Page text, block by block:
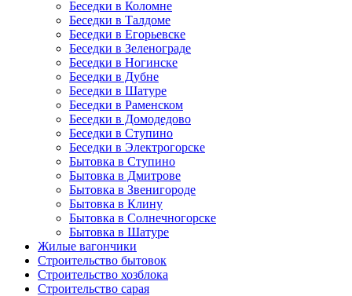
Беседки в Коломне
Беседки в Талдоме
Беседки в Егорьевске
Беседки в Зеленограде
Беседки в Ногинске
Беседки в Дубне
Беседки в Шатуре
Беседки в Раменском
Беседки в Домодедово
Беседки в Ступино
Беседки в Электрогорске
Бытовка в Ступино
Бытовка в Дмитрове
Бытовка в Звенигороде
Бытовка в Клину
Бытовка в Солнечногорске
Бытовка в Шатуре
Жилые вагончики
Строительство бытовок
Строительство хозблока
Строительство сарая